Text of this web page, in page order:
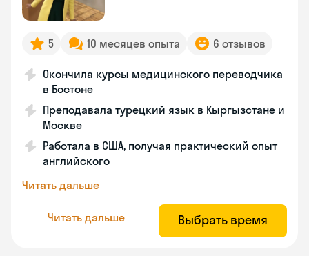
5 10 месяцев опыта 6 отзывов
Окончила курсы медицинского переводчика
в Бостоне
Преподавала турецкий язык в Кыргызстане и
Москве
Работала в США, получая практический опыт
английского
Читать дальше
Читать дальше Выбрать время